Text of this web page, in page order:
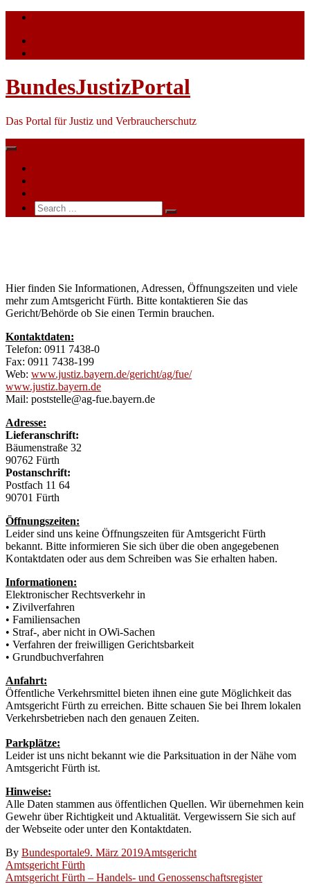
Skip
content
BundesJustizPortal
Das Portal für Justiz und Verbraucherschutz
Search
for:
Hier finden Sie Informationen, Adressen, Öffnungszeiten und viele
mehr zum Amtsgericht Fürth. Bitte kontaktieren Sie das
Gericht/Behörde ob Sie einen Termin brauchen.
Kontaktdaten:
Telefon: 0911 7438-0
Fax: 0911 7438-199
Web: www.justiz.bayern.de/gericht/ag/fue/
www.justiz.bayern.de
Mail: poststelle@ag-fue.bayern.de
Adresse:
Lieferanschrift:
Bäumenstraße 32
90762 Fürth
Postanschrift:
Postfach 11 64
90701 Fürth
Öffnungszeiten:
Leider sind uns keine Öffnungszeiten für Amtsgericht Fürth
bekannt. Bitte informieren Sie sich über die oben angegebenen
Kontaktdaten oder aus dem Schreiben was Sie erhalten haben.
Informationen:
Elektronischer Rechtsverkehr in
• Zivilverfahren
• Familiensachen
• Straf-, aber nicht in OWi-Sachen
• Verfahren der freiwilligen Gerichtsbarkeit
• Grundbuchverfahren
Anfahrt:
Öffentliche Verkehrsmittel bieten ihnen eine gute Möglichkeit das
Amtsgericht Fürth zu erreichen. Bitte schauen Sie bei Ihrem lokalen
Verkehrsbetrieben nach den genauen Zeiten.
Parkplätze:
Leider ist uns nicht bekannt wie die Parksituation in der Nähe vom
Amtsgericht Fürth ist.
Hinweise:
Alle Daten stammen aus öffentlichen Quellen. Wir übernehmen kein
Gewehr über Richtigkeit und Aktualität. Vergewissern Sie sich auf
der Webseite oder unter den Kontaktdaten.
By Bundesportale9. März 2019Amtsgericht
Beitragsnavigation
Amtsgericht Fürth
Amtsgericht Fürth – Handels- und Genossenschaftsregister